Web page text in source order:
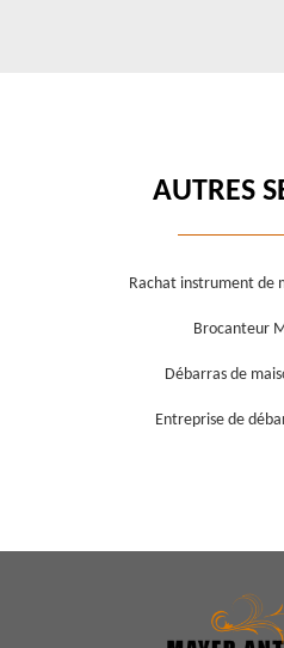
AUTRES
Rachat instrument de
Brocanteur
Débarras de
Entreprise de